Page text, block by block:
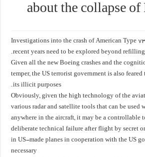
about the collapse
Investigations into the crash of American Type
recent years need to be explored beyond
Given all the new Boeing crashes and the
temper, the US terrorist government is also
its illicit purposes.
Obviously, given the high technology of the
various radar and satellite tools that can be used
anywhere in the aircraft, it may be a controllable
deliberate technical failure after flight by secret
in US-made planes in cooperation with the US
necessary